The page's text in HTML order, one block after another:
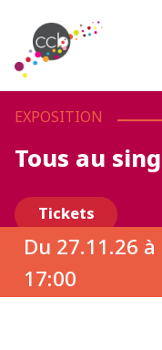
EXPOSITION
Tous au
Tickets
Du 27.11.26 à
17:00